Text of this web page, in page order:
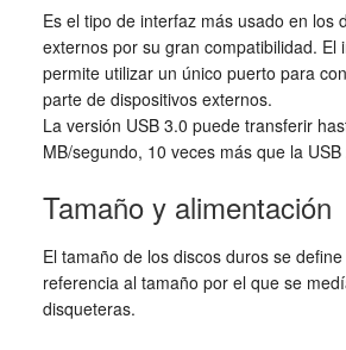
Es el tipo de interfaz más usado en los
externos por su gran compatibilidad. El
permite utilizar un único puerto para
parte de dispositivos externos.
La versión USB 3.0 puede transferir
MB/segundo, 10 veces más que la USB
Tamaño y alimentación
El tamaño de los discos duros se
referencia al tamaño por el que se
disqueteras.